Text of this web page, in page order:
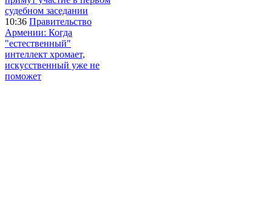
судебном заседании
10:36 Правительство
Армении: Когда
"естественный"
интеллект хромает,
искусственный уже не
поможет